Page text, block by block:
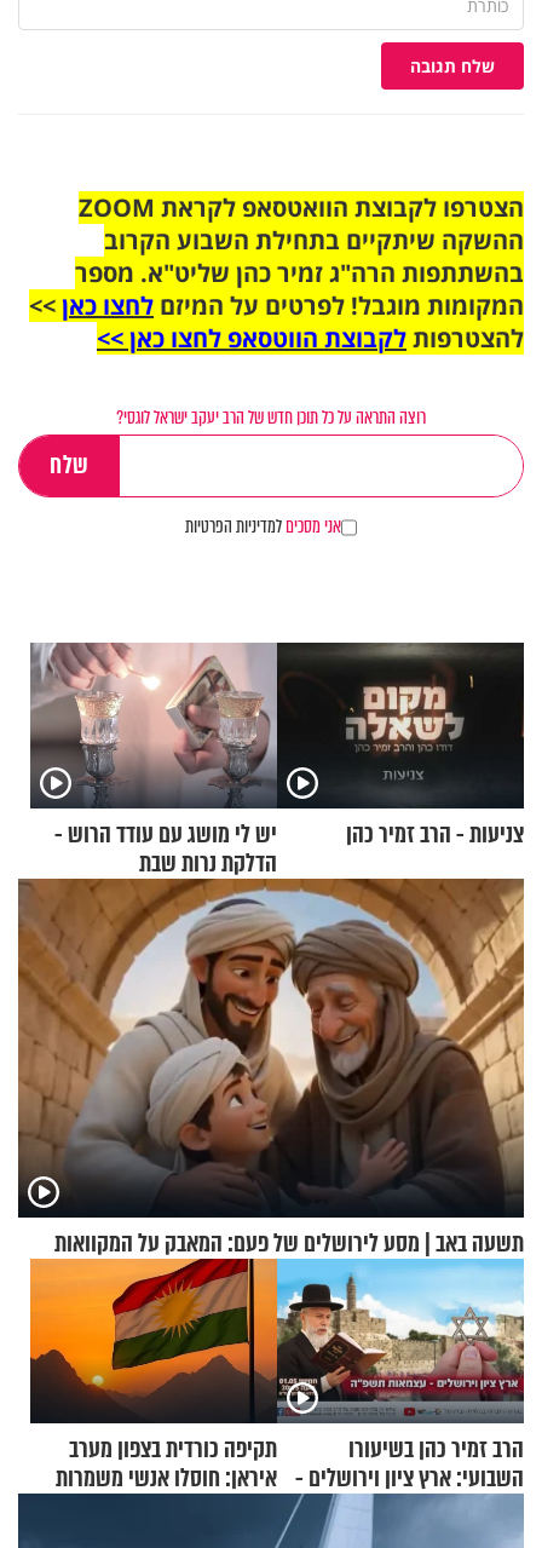
שלח תגובה
הצטרפו לקבוצת הוואטסאפ לקראת ZOOM
ההשקה שיתקיים בתחילת השבוע הקרוב
בהשתתפות הרה"ג זמיר כהן שליט"א. מספר
המקומות מוגבל! לפרטים על המיזם לחצו כאן>>
להצטרפותלקבוצת הווטסאפ לחצו כאן >>
רוצה התראה על כל תוכן חדש של הרב יעקב ישראל לוגסי?
אני מסכיםלמדיניות הפרטיות
צניעות - הרב זמיר כהן
יש לי מושג עם עודד הרוש -
הדלקת נרות שבת
תשעה באב | מסע לירושלים של פעם: המאבק על המקוואות
הרב זמיר כהן בשיעורו
השבועי: ארץ ציון וירושלים -
עצמאות תשפ"ה
תקיפה כורדית בצפון מערב
איראן: חוסלו אנשי משמרות